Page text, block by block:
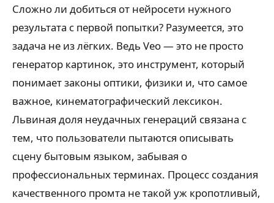
Сложно ли добиться от нейросети нужного
результата с первой попытки? Разумеется, это
задача не из лёгких. Ведь Veo — это не просто
генератор картинок, это инструмент, который
понимает законы оптики, физики и, что самое
важное, кинематографический лексикон.
Львиная доля неудачных генераций связана с
тем, что пользователи пытаются описывать
сцену бытовым языком, забывая о
профессиональных терминах. Процесс создания
качественного промта не такой уж кропотливый,